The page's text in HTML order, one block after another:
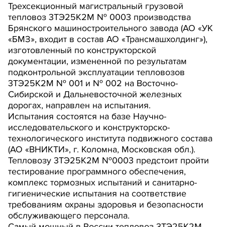
Трехсекционный магистральный грузовой
тепловоз 3ТЭ25К2М № 0003 производства
Брянского машиностроительного завода (АО «УК
«БМЗ», входит в состав АО «Трансмашхолдинг»),
изготовленный по конструкторской
документации, измененной по результатам
подконтрольной эксплуатации тепловозов
3ТЭ25К2М № 001 и № 002 на Восточно-
Сибирской и Дальневосточной железных
дорогах, направлен на испытания.
Испытания состоятся на базе Научно-
исследовательского и конструкторско-
технологического института подвижного состава
(АО «ВНИКТИ», г. Коломна, Московская обл.).
Тепловозу 3ТЭ25К2М №0003 предстоит пройти
тестирование программного обеспечения,
комплекс тормозных испытаний и санитарно-
гигиенические испытания на соответствие
требованиям охраны здоровья и безопасности
обслуживающего персонала.